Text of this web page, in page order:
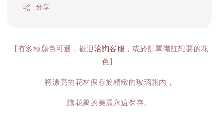
分享
【有多種顏色可選，歡迎洽詢客服 ，或於訂單備註想要的花
色】
將漂亮的花材保存於精緻的玻璃瓶內，
讓花瓣的美麗永遠保存。